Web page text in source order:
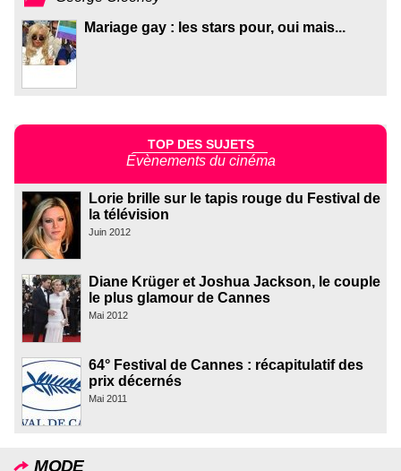
Mariage gay : les stars pour, oui mais...
TOP DES SUJETS
Évènements du cinéma
Lorie brille sur le tapis rouge du Festival de
la télévision
Juin 2012
Diane Krüger et Joshua Jackson, le couple
le plus glamour de Cannes
Mai 2012
64° Festival de Cannes : récapitulatif des
prix décernés
Mai 2011
MODE